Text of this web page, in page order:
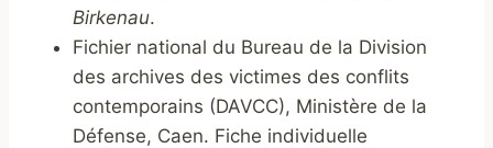
Birkenau.
Fichier national du Bureau de la Division
des archives des victimes des conflits
contemporains (DAVCC), Ministère de la
Défense, Caen. Fiche individuelle